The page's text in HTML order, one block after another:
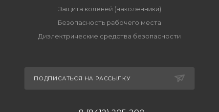
Защита коленей (наколенники)
Безопасность рабочего места
Диэлектрические средства безопасности
ПОДПИСАТЬСЯ НА РАССЫЛКУ